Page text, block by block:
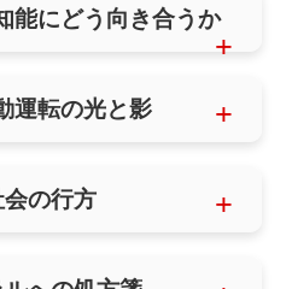
能にどう向き合うか
運転の光と影
の行方